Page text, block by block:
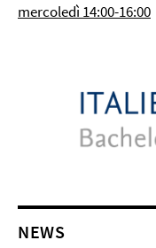
mercoledì 14:00-16:00
NEWS